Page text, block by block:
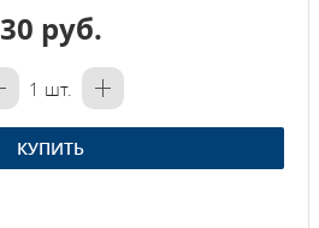
30 руб.
1 шт.
КУПИТЬ